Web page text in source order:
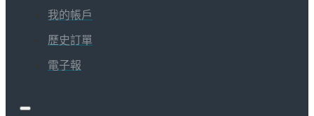
我的帳戶
歷史訂單
電子報